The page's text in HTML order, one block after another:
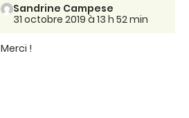
Sandrine Campese
31 octobre 2019 à 13 h 52 min
Merci !